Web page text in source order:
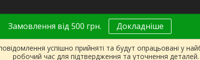
Замовлення від 500 грн. Докладніше
успішно прийняті та будут опрацьовані у
робочий час для підтвердження та уточнення деталей.